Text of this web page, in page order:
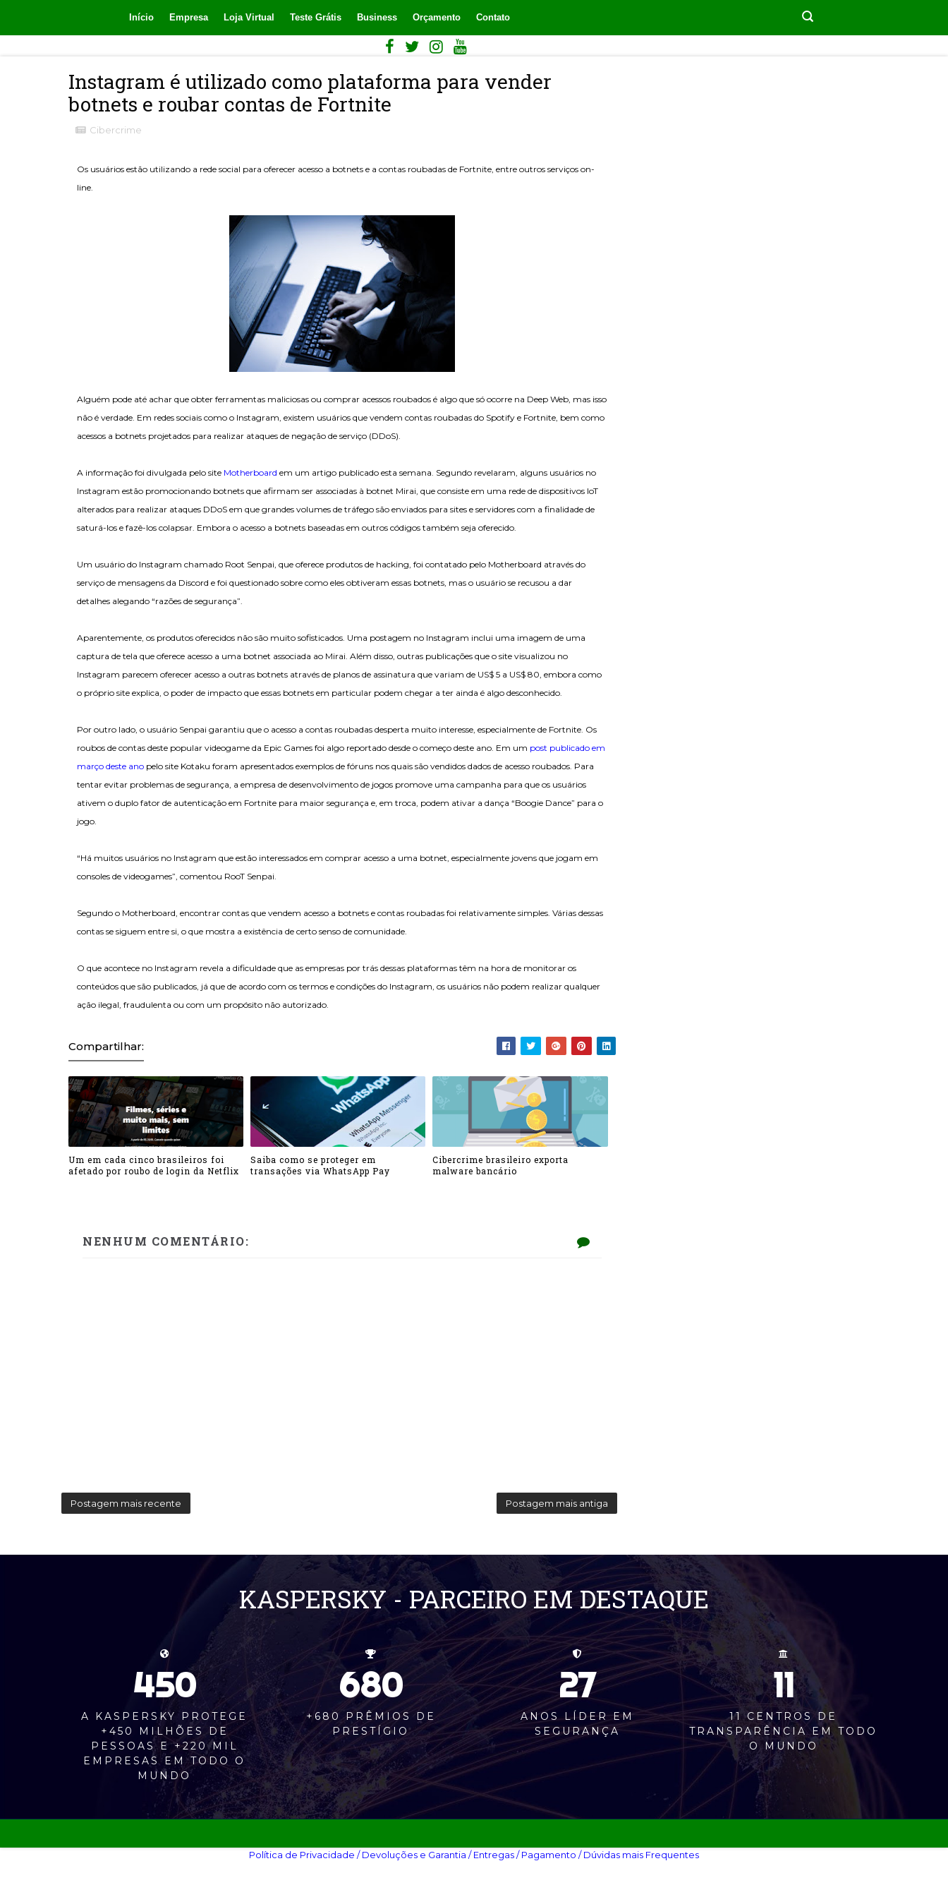
Início Empresa Loja Virtual Teste Grátis Business Orçamento Contato
Instagram é utilizado como plataforma para vender
botnets e roubar contas de Fortnite
Cibercrime
Os usuários estão utilizando a rede social para oferecer acesso a botnets e a contas roubadas de Fortnite, entre outros serviços on-
line.
Alguém pode até achar que obter ferramentas maliciosas ou comprar acessos roubados é algo que só ocorre na Deep Web, mas isso
não é verdade. Em redes sociais como o Instagram, existem usuários que vendem contas roubadas do Spotify e Fortnite, bem como
acessos a botnets projetados para realizar ataques de negação de serviço (DDoS).
A informação foi divulgada pelo site Motherboard em um artigo publicado esta semana. Segundo revelaram, alguns usuários no
Instagram estão promocionando botnets que afirmam ser associadas à botnet Mirai, que consiste em uma rede de dispositivos IoT
alterados para realizar ataques DDoS em que grandes volumes de tráfego são enviados para sites e servidores com a finalidade de
saturá-los e fazê-los colapsar. Embora o acesso a botnets baseadas em outros códigos também seja oferecido.
Um usuário do Instagram chamado Root Senpai, que oferece produtos de hacking, foi contatado pelo Motherboard através do
serviço de mensagens da Discord e foi questionado sobre como eles obtiveram essas botnets, mas o usuário se recusou a dar
detalhes alegando “razões de segurança”.
Aparentemente, os produtos oferecidos não são muito sofisticados. Uma postagem no Instagram inclui uma imagem de uma
captura de tela que oferece acesso a uma botnet associada ao Mirai. Além disso, outras publicações que o site visualizou no
Instagram parecem oferecer acesso a outras botnets através de planos de assinatura que variam de US$ 5 a US$ 80, embora como
o próprio site explica, o poder de impacto que essas botnets em particular podem chegar a ter ainda é algo desconhecido.
Por outro lado, o usuário Senpai garantiu que o acesso a contas roubadas desperta muito interesse, especialmente de Fortnite. Os
roubos de contas deste popular videogame da Epic Games foi algo reportado desde o começo deste ano. Em um post publicado em
março deste ano pelo site Kotaku foram apresentados exemplos de fóruns nos quais são vendidos dados de acesso roubados. Para
tentar evitar problemas de segurança, a empresa de desenvolvimento de jogos promove uma campanha para que os usuários
ativem o duplo fator de autenticação em Fortnite para maior segurança e, em troca, podem ativar a dança “Boogie Dance” para o
jogo.
“Há muitos usuários no Instagram que estão interessados ​​em comprar acesso a uma botnet, especialmente jovens que jogam em
consoles de videogames”, comentou RooT Senpai.
Segundo o Motherboard, encontrar contas que vendem acesso a botnets e contas roubadas foi relativamente simples. Várias dessas
contas se siguem entre si, o que mostra a existência de certo senso de comunidade.
O que acontece no Instagram revela a dificuldade que as empresas por trás dessas plataformas têm na hora de monitorar os
conteúdos que são publicados, já que de acordo com os termos e condições do Instagram, os usuários não podem realizar qualquer
ação ilegal, fraudulenta ou com um propósito não autorizado.
Compartilhar:
Um em cada cinco brasileiros foi
afetado por roubo de login da Netflix
Saiba como se proteger em
transações via WhatsApp Pay
Cibercrime brasileiro exporta
malware bancário
NENHUM COMENTÁRIO:
Postagem mais recente Postagem mais antiga
KASPERSKY - PARCEIRO EM DESTAQUE
450
A KASPERSKY PROTEGE
+450 MILHÕES DE
PESSOAS E +220 MIL
EMPRESAS EM TODO O
MUNDO
680
+680 PRÊMIOS DE
PRESTÍGIO
27
ANOS LÍDER EM
SEGURANÇA
11
11 CENTROS DE
TRANSPARÊNCIA EM TODO
O MUNDO
Política de Privacidade‎ / Devoluções e Garantia‎ / Entregas‎/ Pagamento‎ / Dúvidas mais Frequentes‎